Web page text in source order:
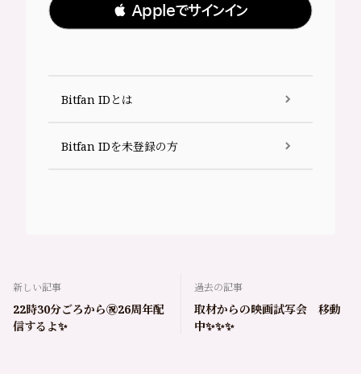
 Appleでサインイン
Bitfan IDとは
Bitfan IDを未登録の方
新しい記事
22時30分ごろから㊗️26周年配
信するよ✨
過去の記事
取材からの映画試写会 移動
中✨✨✨